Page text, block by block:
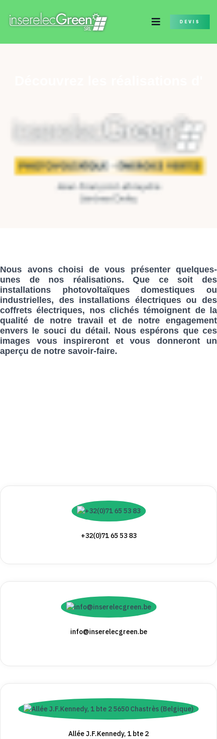
DEVIS
Nous avons choisi de vous présenter quelques-
unes de nos réalisations. Que ce soit des
installations photovoltaïques domestiques ou
industrielles, des installations électriques ou des
coffrets électriques, nos clichés témoignent de la
qualité de notre travail et de notre engagement
envers le souci du détail. Nous espérons que ces
images vous inspireront et vous donneront un
aperçu de notre savoir-faire.
+32(0)71 65 53 83
info@inserelecgreen.be
Allée J.F.Kennedy, 1 bte 2